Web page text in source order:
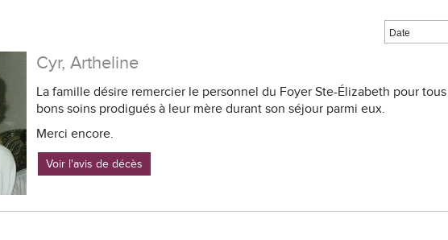
Cyr, Artheline
La famille désire remercier le personnel du Foyer Ste-Élizabeth pour
bons soins prodigués à leur mère durant son séjour parmi eux.
Merci encore.
Voir l'avis de décès